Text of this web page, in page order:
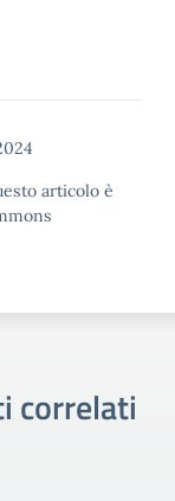
articolo è
correlati